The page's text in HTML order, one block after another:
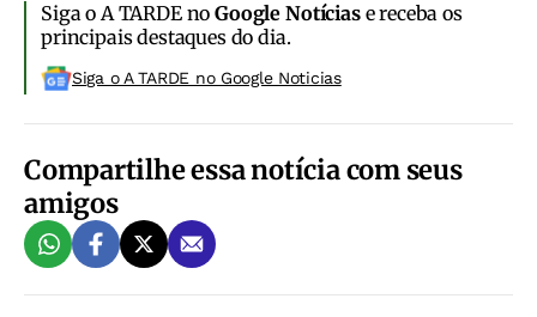
Siga o A TARDE noGoogle Notíciase receba os
principais destaques do dia.
Siga o A TARDE no Google Noticias
Compartilhe essa notícia com seus
amigos